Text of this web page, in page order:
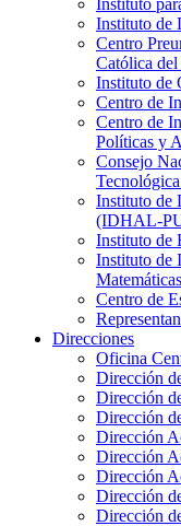
Instituto
Instituto de
Centro
Católica del
Instituto de
Centro de
Centro de
Políticas y
Consejo
Instituto de
(IDHAL-
Instituto de
Instituto de
Centro de
Direcciones
Oficina
Dirección
Dirección
Dirección
Dirección
Dirección
Dirección
Dirección
Dirección